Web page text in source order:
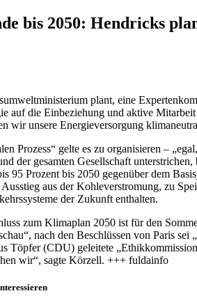
bis 2050: Hendricks
plant, eine
auf die Einbeziehung und aktive
wir unsere Energieversorgung
Prozess“ gelte es zu organisieren –
der gesamten Gesellschaft
95 Prozent bis 2050 gegenüber dem
aus der Kohleverstromung, zu
der Zukunft enthalten.
zum Klimaplan 2050 ist für den
nach den Beschlüssen von Paris
Töpfer (CDU) geleitete
wir“, sagte Körzell. +++ fuldainfo